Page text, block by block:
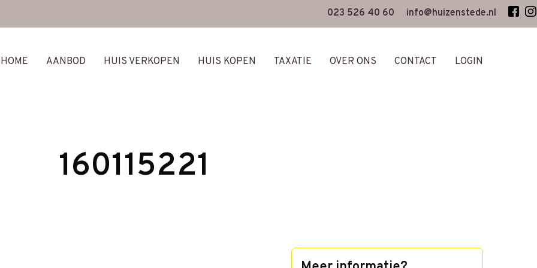
023 526 40 60 info@huizenstede.nl
HOME AANBOD HUIS VERKOPEN HUIS KOPEN TAXATIE OVER ONS CONTACT LOGIN
160115221